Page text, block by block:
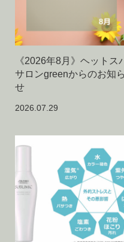
《2026年8月》ヘットス
サロンgreenからのお知ら
せ
2026.07.29